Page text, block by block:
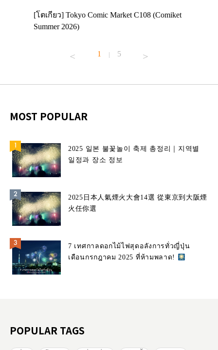
[โตเกียว] Tokyo Comic Market C108 (Comiket
Summer 2026)
1 | 5
MOST POPULAR
2025 일본 불꽃놀이 축제 총정리｜지역별
일정과 장소 정보
2025日本人氣煙火大會14選 從東京到大阪煙
火任你選
7 เทศกาลดอกไม้ไฟสุดอลังการทั่วญี่ปุ่น
เดือนกรกฎาคม 2025 ที่ห้ามพลาด!
POPULAR TAGS